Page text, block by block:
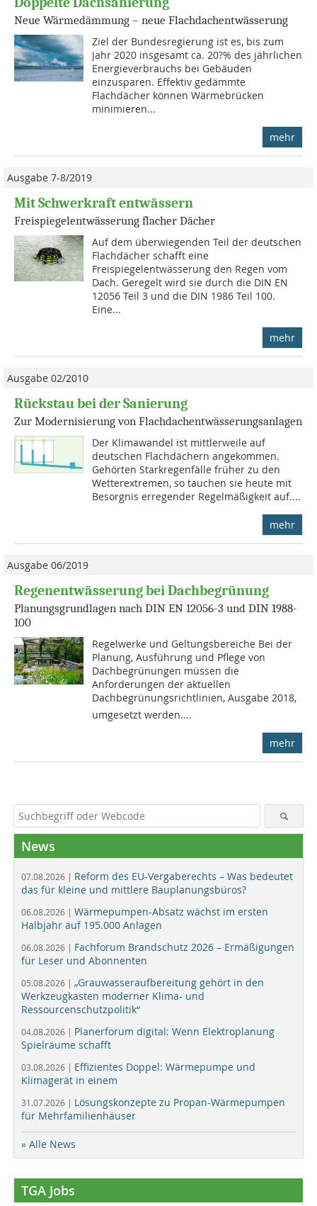
Neue Wärmedämmung – neue Flachdachentwässerung
Ziel der Bundesregierung ist es, bis zum
Jahr 2020 insgesamt ca. 20?% des jährli­chen
Energieverbrauchs bei Gebäuden
einzusparen. Effektiv gedämmte
Flachdächer können Wärmebrücken
minimieren...
mehr
Ausgabe 7-8/2019
Mit Schwerkraft entwässern
Freispiegelentwässerung flacher Dächer
Auf dem überwiegenden Teil der deutschen
Flachdächer schafft eine
Freispiegelentwässerung den Regen vom
Dach. Geregelt wird sie durch die DIN EN
12056 Teil 3 und die DIN 1986 Teil 100.
Eine...
mehr
Ausgabe 02/2010
Rückstau bei der Sanierung
Zur Modernisierung von Flachdachentwässerungsanlagen
Der Klimawandel ist mittlerweile auf
deutschen Flachdächern angekommen.
Gehörten Starkregenfälle früher zu den
Wetterextremen, so tauchen sie heute mit
Besorgnis erregender Regelmäßigkeit auf....
mehr
Ausgabe 06/2019
Regenentwässerung bei Dachbegrünung
Planungsgrundlagen nach DIN EN 12056-3 und DIN 1988-
100
Regelwerke und Geltungsbereiche Bei der
Planung, Ausführung und Pflege von
Dachbegrünungen müssen die
Anforderungen der aktuellen
Dachbegrünungsrichtlinien, Ausgabe 2018,
umgesetzt werden....
mehr
News
07.08.2026 | Reform des EU-Vergaberechts – Was bedeutet
das für kleine und mittlere Bauplanungsbüros?
06.08.2026 | Wärmepumpen-Absatz wächst im ersten
Halbjahr auf 195.000 Anlagen
06.08.2026 | Fachforum Brandschutz 2026 – Ermäßigungen
für Leser und Abonnenten
05.08.2026 | „Grauwasseraufbereitung gehört in den
Werkzeugkasten moderner Klima- und
Ressourcenschutzpolitik“
04.08.2026 | Planerforum digital: Wenn Elektroplanung
Spielräume schafft
03.08.2026 | Effizientes Doppel: Wärmepumpe und
Klimagerät in einem
31.07.2026 | Lösungskonzepte zu Propan-Wärmepumpen
für Mehrfamilienhäuser
» Alle News
TGA Jobs